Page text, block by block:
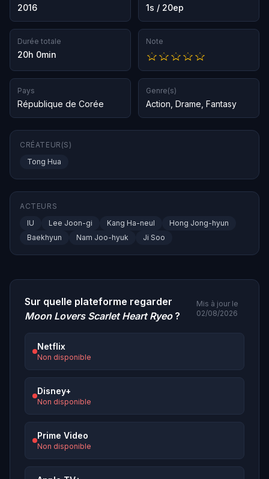
2016 1s / 20ep
Durée totale
20h 0min
Note
Pays
République de Corée
Genre(s)
Action Drame Fantasy
CRÉATEUR(S)
Tong Hua
ACTEURS
IU
Lee Joon-gi Kang Ha-neul
Hong Jong-hyun
Baekhyun
Nam Joo-hyuk Ji Soo
Sur quelle plateforme regarder
Moon Lovers Scarlet Heart Ryeo?
Mis à jour le
02/08/2026
Netflix
Non disponible
Disney+
Non disponible
Prime Video
Non disponible